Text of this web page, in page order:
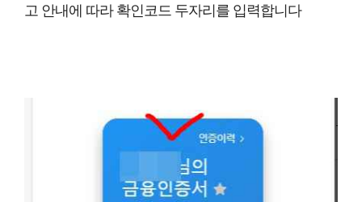
고 안내에 따라 확인코드 두자리를 입력합니다